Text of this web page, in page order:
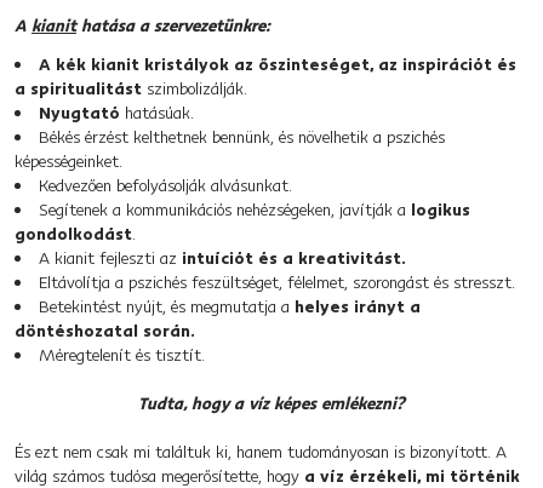
A kianithatása a szervezetünkre:
A kék kianit kristályok az őszinteséget, az inspirációt és
a spiritualitást szimbolizálják.
Nyugtató hatásúak.
Békés érzést kelthetnek bennünk, és növelhetik a pszichés
képességeinket.
Kedvezően befolyásolják alvásunkat.
Segítenek a kommunikációs nehézségeken, javítják a logikus
gondolkodást.
A kianit fejleszti az intuíciót és a kreativitást.
Eltávolítja a pszichés feszültséget, félelmet, szorongást és stresszt.
Betekintést nyújt, és megmutatja a helyes irányt a
döntéshozatal során.
Méregtelenít és tisztít.
Tudta, hogy a víz képes emlékezni?
És ezt nem csak mi találtuk ki, hanem tudományosan is bizonyított. A
világ számos tudósa megerősítette, hogy a víz érzékeli, mi történik